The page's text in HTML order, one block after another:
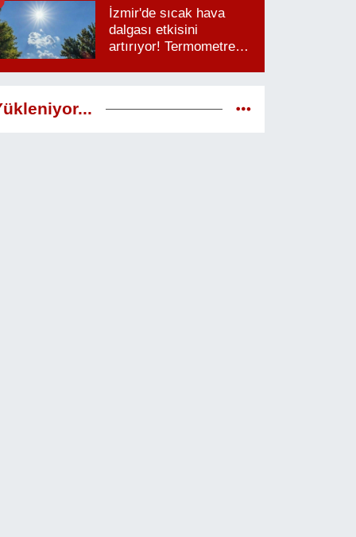
İzmir'de sıcak hava
dalgası etkisini
artırıyor! Termometreler